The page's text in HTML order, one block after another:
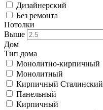
Дизайнерский
Без ремонта
Потолки
Выше
Дом
Тип дома
Монолитно-кирпичный
Монолитный
Кирпичный Сталинский
Панельный
Кирпичный